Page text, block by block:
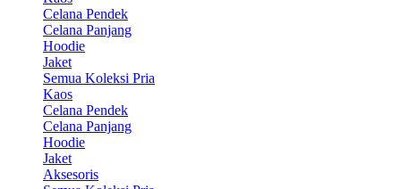
Celana Pendek
Celana Panjang
Hoodie
Jaket
Semua Koleksi Pria
Kaos
Celana Pendek
Celana Panjang
Hoodie
Jaket
Aksesoris